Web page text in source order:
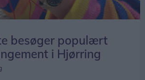
besøger populært
i Hjørring